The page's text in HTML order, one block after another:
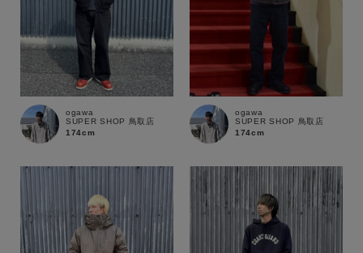
セール価格
在庫
在庫あり 在庫なし含む
ogawa
SUPER SHOP 鳥取店
174cm
ogawa
SUPER SHOP 鳥取店
174cm